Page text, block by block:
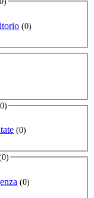
(0)
(0)
(0)